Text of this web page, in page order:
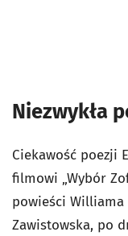
Niezwykła
Ciekawość poezji
filmowi „Wybór
powieści Williama
Zawistowska, po